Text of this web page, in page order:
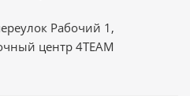
Рабочий 1,
центр 4TEAM